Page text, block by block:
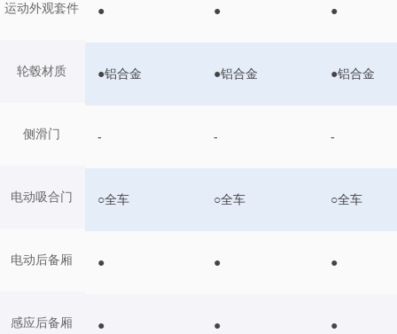
运动外观套件
轮毂材质
侧滑门
电动吸合门
电动后备厢
感应后备厢
● ● ●
●铝合金 ●铝合金 ●铝合金
- - -
○全车 ○全车 ○全车
● ● ●
● ● ●